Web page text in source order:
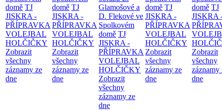
domě TJ
JISKRA -
PŘÍPRAVKA
VOLEJBAL
HOLČIČKY
Zobrazit
všechny
záznamy ze
dne
domě TJ
JISKRA -
PŘÍPRAVKA
VOLEJBAL
HOLČIČKY
Zobrazit
všechny
záznamy ze
dne
Glamošové a
D. Flekové ve
Spolkovém
domě TJ
JISKRA -
PŘÍPRAVKA
VOLEJBAL
HOLČIČKY
Zobrazit
všechny
záznamy ze
dne
domě TJ
JISKRA -
PŘÍPRAVKA
VOLEJBAL
HOLČIČKY
Zobrazit
všechny
záznamy ze
dne
domě TJ
JISKRA
Zobrazit
všechny
záznamy
dne